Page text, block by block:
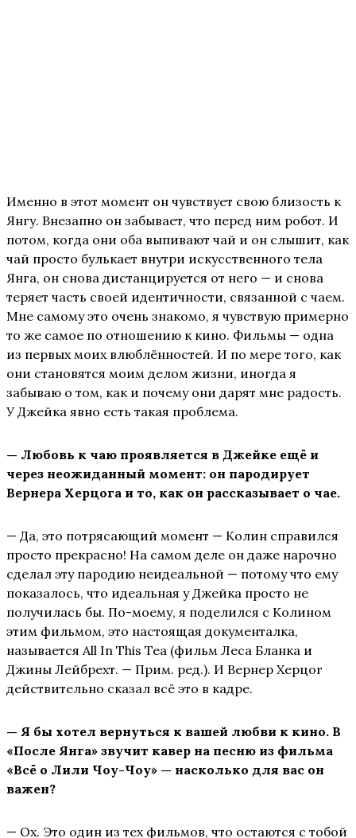
Именно в этот момент он чувствует свою близость к
Янгу. Внезапно он забывает, что перед ним робот. И
потом, когда они оба выпивают чай и он слышит, как
чай просто булькает внутри искусственного тела
Янга, он снова дистанцируется от него — и снова
теряет часть своей идентичности, связанной с чаем.
Мне самому это очень знакомо, я чувствую примерно
то же самое по отношению к кино. Фильмы — одна
из первых моих влюблённостей. И по мере того, как
они становятся моим делом жизни, иногда я
забываю о том, как и почему они дарят мне радость.
У Джейка явно есть такая проблема.
— Любовь к чаю проявляется в Джейке ещё и
через неожиданный момент: он пародирует
Вернера Херцога и то, как он рассказывает о чае.
— Да, это потрясающий момент — Колин справился
просто прекрасно! На самом деле он даже нарочно
сделал эту пародию неидеальной — потому что ему
показалось, что идеальная у Джейка просто не
получилась бы. По-моему, я поделился с Колином
этим фильмом, это настоящая документалка,
называется All In This Tea (фильм Леса Бланка и
Джины Лейбрехт. — Прим. ред.). И Вернер Херцог
действительно сказал всё это в кадре.
— Я бы хотел вернуться к вашей любви к кино. В
«После Янга» звучит кавер на песню из фильма
«Всё о Лили Чоу-Чоу» — насколько для вас он
важен?
— Ох. Это один из тех фильмов, что остаются с тобой